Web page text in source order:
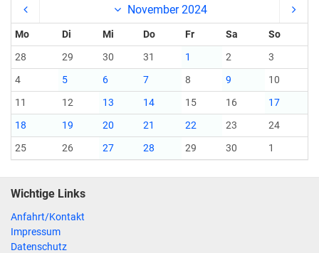
November 2024
Mo Di Mi Do Fr Sa
So
28
29 30 31 1 2
3
4
5 6 7 8 9
10
11
12 13 14 15 16
17
18
19 20 21 22 23
24
25
26 27 28 29 30 1
Wichtige Links
Anfahrt/Kontakt
Impressum
Datenschutz